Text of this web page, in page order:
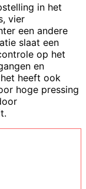
in het
vier
een andere
slaat een
op het
en
heeft ook
hoge pressing